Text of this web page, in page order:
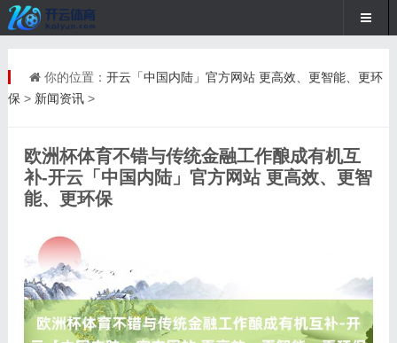
你的位置： 开云「中国内陆」官方网站 更高效、更智能、更环
保 > 新闻资讯>
欧洲杯体育不错与传统金融工作酿成有机互
补-开云「中国内陆」官方网站 更高效、更智
能、更环保